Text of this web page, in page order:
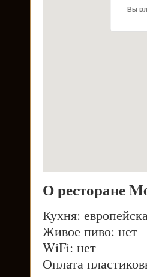
Вы
О ресторане
Кухня:
Живое пиво: нет
WiFi: нет
Оплата